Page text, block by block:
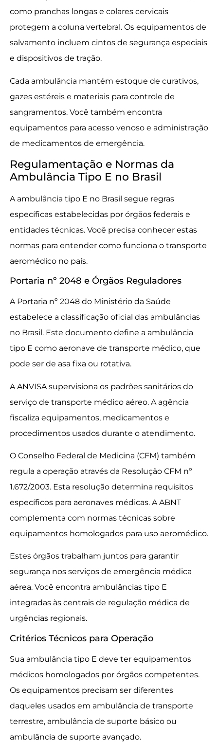
como pranchas longas e colares cervicais
protegem a coluna vertebral. Os equipamentos de
salvamento incluem cintos de segurança especiais
e dispositivos de tração.
Cada ambulância mantém estoque de curativos,
gazes estéreis e materiais para controle de
sangramentos. Você também encontra
equipamentos para acesso venoso e administração
de medicamentos de emergência.
Regulamentação e Normas da
Ambulância Tipo E no Brasil
A ambulância tipo E no Brasil segue regras
específicas estabelecidas por órgãos federais e
entidades técnicas. Você precisa conhecer estas
normas para entender como funciona o transporte
aeromédico no país.
Portaria nº 2048 e Órgãos Reguladores
A Portaria nº 2048 do Ministério da Saúde
estabelece a classificação oficial das ambulâncias
no Brasil. Este documento define a ambulância
tipo E como aeronave de transporte médico, que
pode ser de asa fixa ou rotativa.
A ANVISA supervisiona os padrões sanitários do
serviço de transporte médico aéreo. A agência
fiscaliza equipamentos, medicamentos e
procedimentos usados durante o atendimento.
O Conselho Federal de Medicina (CFM) também
regula a operação através da Resolução CFM nº
1.672/2003. Esta resolução determina requisitos
específicos para aeronaves médicas. A ABNT
complementa com normas técnicas sobre
equipamentos homologados para uso aeromédico.
Estes órgãos trabalham juntos para garantir
segurança nos serviços de emergência médica
aérea. Você encontra ambulâncias tipo E
integradas às centrais de regulação médica de
urgências regionais.
Critérios Técnicos para Operação
Sua ambulância tipo E deve ter equipamentos
médicos homologados por órgãos competentes.
Os equipamentos precisam ser diferentes
daqueles usados em ambulância de transporte
terrestre, ambulância de suporte básico ou
ambulância de suporte avançado.